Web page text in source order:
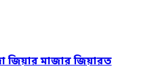
জিয়ার মাজার জিয়ারত